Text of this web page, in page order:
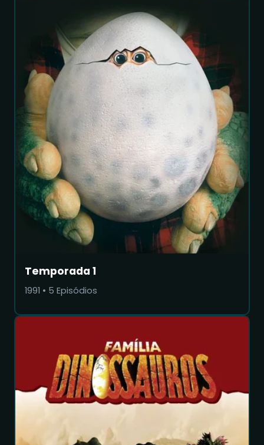
Temporada 1
1991 • 5 Episódios